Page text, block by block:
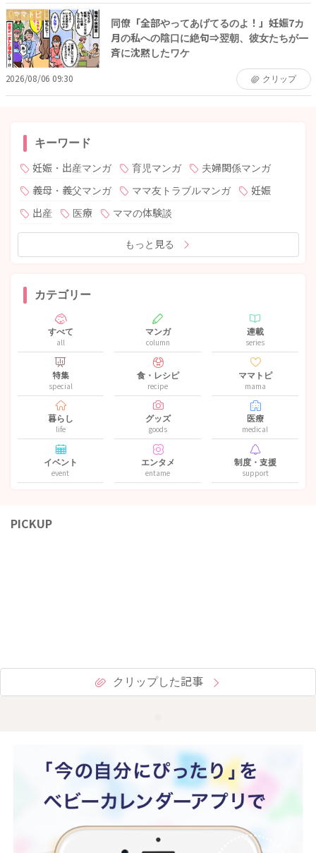
ママトピ
同僚「全部やってあげてるのよ！」妊娠7カ
月の私への陰口に絶句⇒翌朝、彼女たちが一
斉に沈黙したワケ
2026/08/06 09:30 クリップ
キーワード
妊娠・出産マンガ 育児マンガ
夫婦関係マンガ
義母・義父マンガ
ママ友トラブルマンガ
妊娠
出産
医療 ママの体験談
もっと見る
カテゴリー
すべて
all
マンガ
column
連載
series
特集
special
食・レシピ
recipe
ママトピ
mama
暮らし
life
グッズ
goods
医療
medical
イベント
event
エンタメ
entame
制度・支援
support
PICKUP
クリップした記事